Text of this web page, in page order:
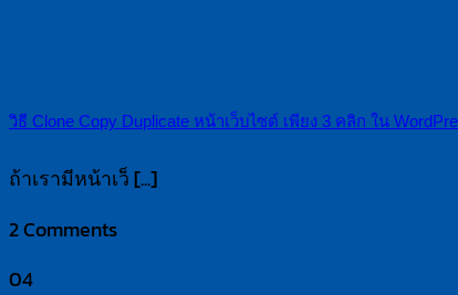
วิธี Clone Copy Duplicate หน้าเว็บไซต์ เพียง 3 คลิก ใน
ถ้าเรามีหน้าเว็ [...]
2 Comments
04